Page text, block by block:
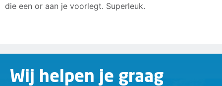
die een or aan je voorlegt. Superleuk.
Wij helpen je graag